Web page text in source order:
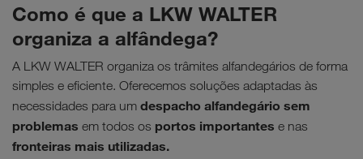
Como é que a LKW WALTER
organiza a alfândega?
A LKW WALTER organiza os trâmites alfandegários de forma
simples e eficiente. Oferecemos soluções adaptadas às
necessidades para um despacho alfandegário sem
problemas em todos os portos importantes e nas
fronteiras mais utilizadas.